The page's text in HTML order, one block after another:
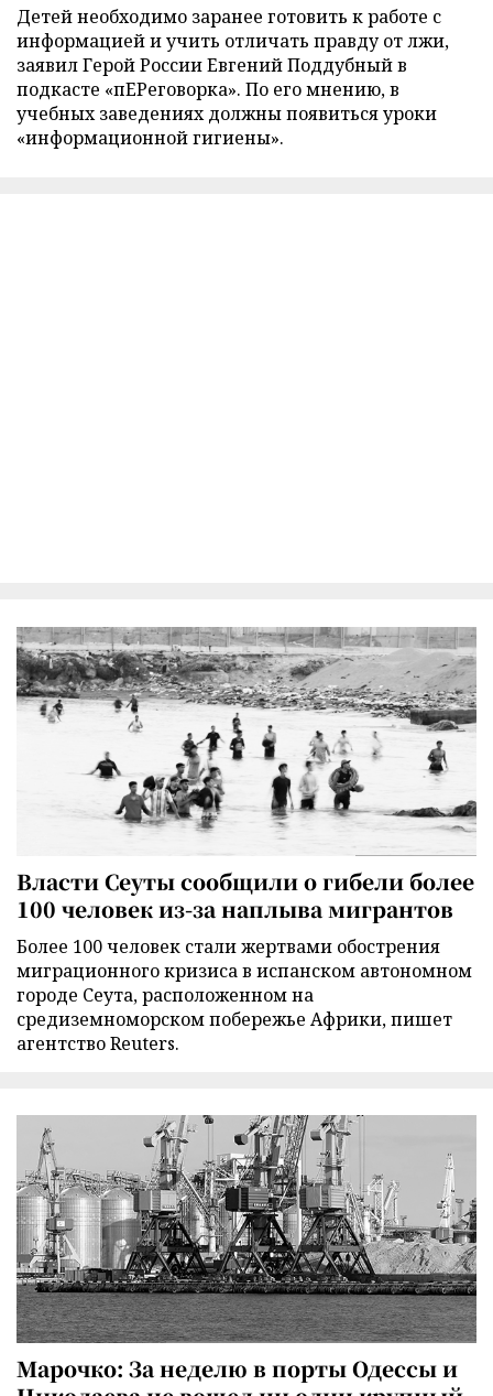
Детей необходимо заранее готовить к работе с
информацией и учить отличать правду от лжи,
заявил Герой России Евгений Поддубный в
подкасте «пЕРеговорка». По его мнению, в
учебных заведениях должны появиться уроки
«информационной гигиены».
Власти Сеуты сообщили о гибели более
100 человек из-за наплыва мигрантов
Более 100 человек стали жертвами обострения
миграционного кризиса в испанском автономном
городе Сеута, расположенном на
средиземноморском побережье Африки, пишет
агентство Reuters.
Марочко: За неделю в порты Одессы и